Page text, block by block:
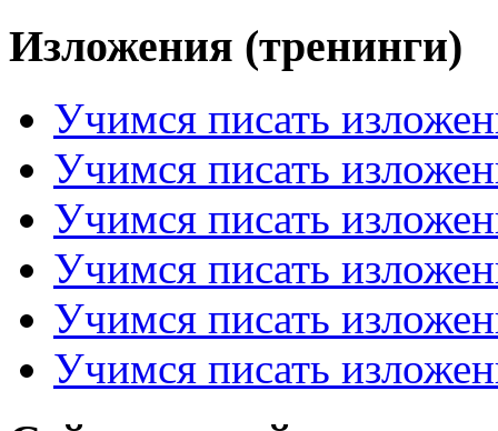
Изложения (тренинги)
Учимся писать
Учимся писать
Учимся писать
Учимся писать
Учимся писать
Учимся писать